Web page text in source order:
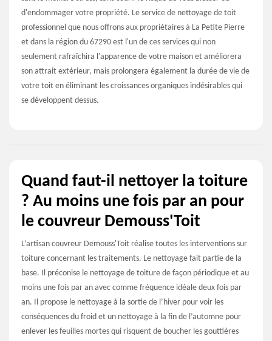
d'endommager votre propriété. Le service de nettoyage de toit
professionnel que nous offrons aux propriétaires à La Petite Pierre
et dans la région du 67290 est l'un de ces services qui non
seulement rafraîchira l'apparence de votre maison et améliorera
son attrait extérieur, mais prolongera également la durée de vie de
votre toit en éliminant les croissances organiques indésirables qui
se développent dessus.
Quand faut-il nettoyer la toiture
? Au moins une fois par an pour
le couvreur Demouss'Toit
L’artisan couvreur Demouss'Toit réalise toutes les interventions sur
toiture concernant les traitements. Le nettoyage fait partie de la
base. Il préconise le nettoyage de toiture de façon périodique et au
moins une fois par an avec comme fréquence idéale deux fois par
an. Il propose le nettoyage à la sortie de l’hiver pour voir les
conséquences du froid et un nettoyage à la fin de l’automne pour
enlever les feuilles mortes qui risquent de boucher les gouttières